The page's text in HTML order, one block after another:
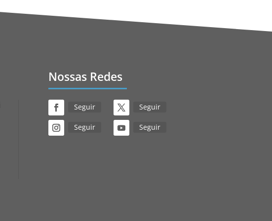
Nossas Redes
Seguir Seguir
Seguir Seguir